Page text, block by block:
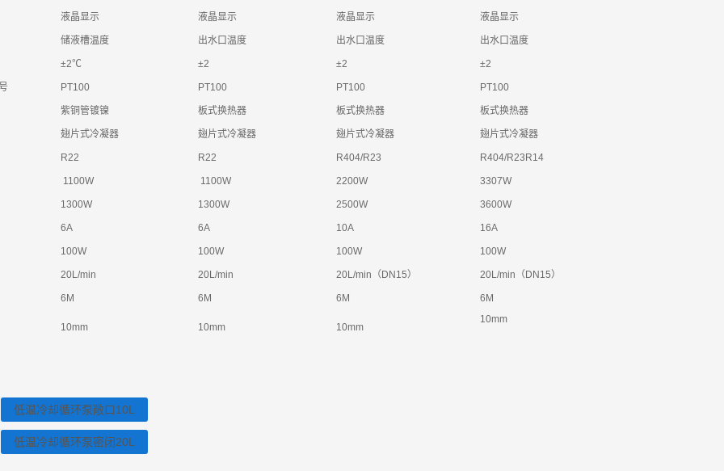
液晶显示 液晶显示 液晶显示 液晶显示
储液槽温度 出水口温度 出水口温度 出水口温度
±2℃ ±2 ±2 ±2
PT100 PT100 PT100 PT100
紫铜管镀镍 板式换热器 板式换热器 板式换热器
翅片式冷凝器 翅片式冷凝器 翅片式冷凝器 翅片式冷凝器
R22 R22 R404/R23 R404/R23R14
1100W 1100W 2200W 3307W
1300W 1300W 2500W 3600W
6A 6A 10A 16A
100W 100W 100W 100W
20L/min 20L/min 20L/min（DN15） 20L/min（DN15）
6M 6M 6M 6M
10mm 10mm 10mm
10mm
低温冷却循环泵敞口10L
低温冷却循环泵密闭20L